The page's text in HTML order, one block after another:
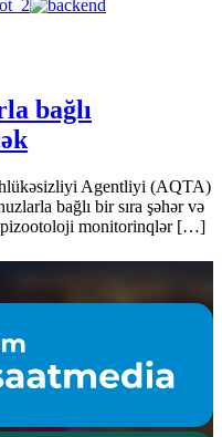
bağlı
Agentliyi (AQTA)
bağlı bir sıra şəhər və
monitorinqlər […]